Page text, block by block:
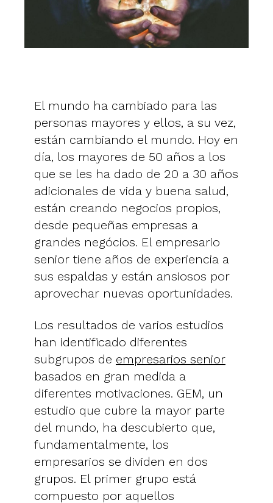
El mundo ha cambiado para las
personas mayores y ellos, a su vez,
están cambiando el mundo. Hoy en
día, los mayores de 50 años a los
que se les ha dado de 20 a 30 años
adicionales de vida y buena salud,
están creando negocios propios,
desde pequeñas empresas a
grandes negócios. El empresario
senior tiene años de experiencia a
sus espaldas y están ansiosos por
aprovechar nuevas oportunidades.
Los resultados de varios estudios
han identificado diferentes
subgrupos de empresarios senior
basados en gran medida a
diferentes motivaciones. GEM, un
estudio que cubre la mayor parte
del mundo, ha descubierto que,
fundamentalmente, los
empresarios se dividen en dos
grupos. El primer grupo está
compuesto por aquellos